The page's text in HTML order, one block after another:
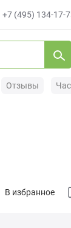
+7 (495) 134-17-
Отзывы
В избранное